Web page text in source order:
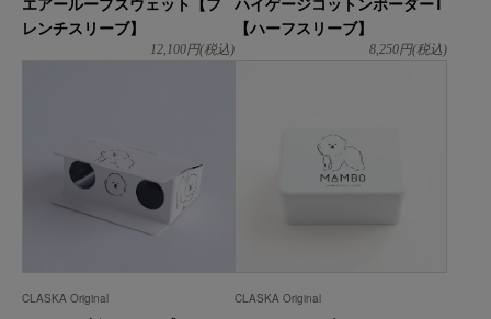
レンチスリーブ】
12,100円(税込)
【ハーフスリーブ】
8,250円(税込)
CLASKA Original CLASKA Original